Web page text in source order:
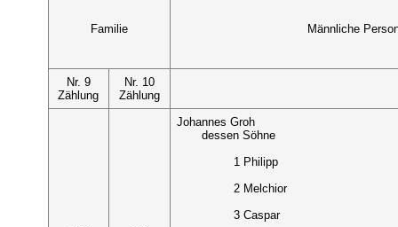
Familie Männliche
Nr. 9
Zählung
Nr. 10
Zählung
Johannes Groh
dessen Söhne
1 Philipp
2 Melchior
3 Caspar